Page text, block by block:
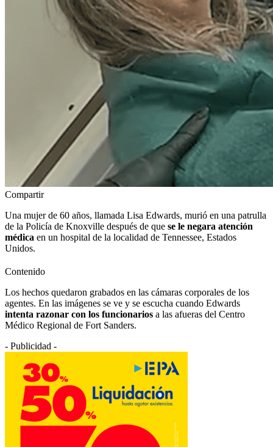
Compartir
Una mujer de 60 años, llamada Lisa Edwards, murió en una patrulla
de la Policía de Knoxville después de que se le negara atención
médica en un hospital de la localidad de Tennessee, Estados
Unidos.
Contenido
Los hechos quedaron grabados en las cámaras corporales de los
agentes. En las imágenes se ve y se escucha cuando Edwards
intenta razonar con los funcionarios a las afueras del Centro
Médico Regional de Fort Sanders.
- Publicidad -